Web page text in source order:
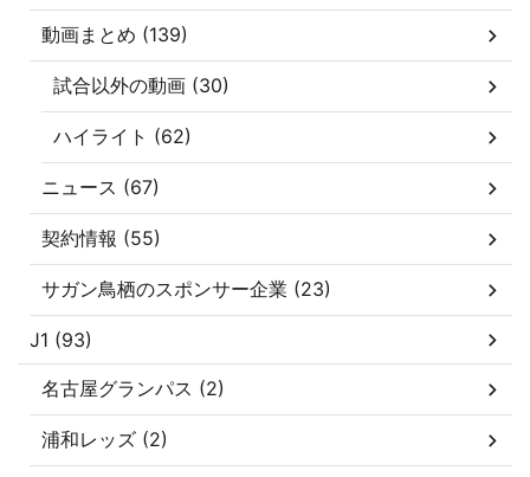
動画まとめ (139)
試合以外の動画 (30)
ハイライト (62)
ニュース (67)
契約情報 (55)
サガン鳥栖のスポンサー企業 (23)
J1 (93)
名古屋グランパス (2)
浦和レッズ (2)